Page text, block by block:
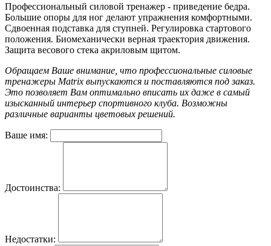
Профессиональный силовой тренажер - приведение бедра.
Большие опоры для ног делают упражнения комфортными.
Сдвоенная подставка для ступней. Регулировка стартового
положения. Биомеханически верная траектория движения.
Защита весового стека акриловым щитом.
Обращаем Ваше внимание, что профессиональные силовые
тренажеры Matrix выпускаются и поставляются под заказ.
Это позволяет Вам оптимально вписать их даже в самый
изысканный интерьер спортивного клуба. Возможны
различные варианты цветовых решений.
Ваше имя:
Достоинства:
Недостатки: